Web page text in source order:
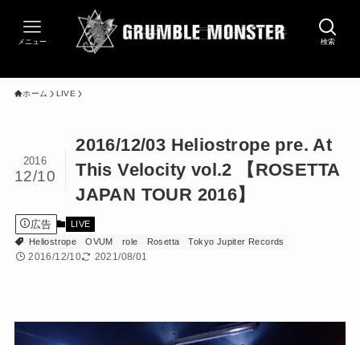
検索
メニュー
ホーム LIVE
2016/12/03 Heliostrope pre. At
This Velocity vol.2 【ROSETTA
JAPAN TOUR 2016】
2016
12/10
広告
LIVE
Heliostrope
OVUM role Rosetta Tokyo Jupiter Records
2016/12/10 2021/08/01